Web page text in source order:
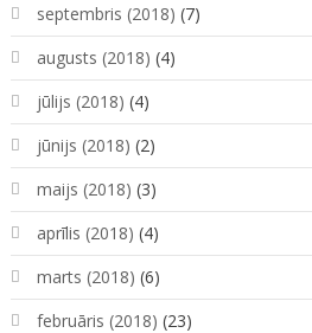
septembris (2018) (7)
augusts (2018) (4)
jūlijs (2018) (4)
jūnijs (2018) (2)
maijs (2018) (3)
aprīlis (2018) (4)
marts (2018) (6)
februāris (2018) (23)